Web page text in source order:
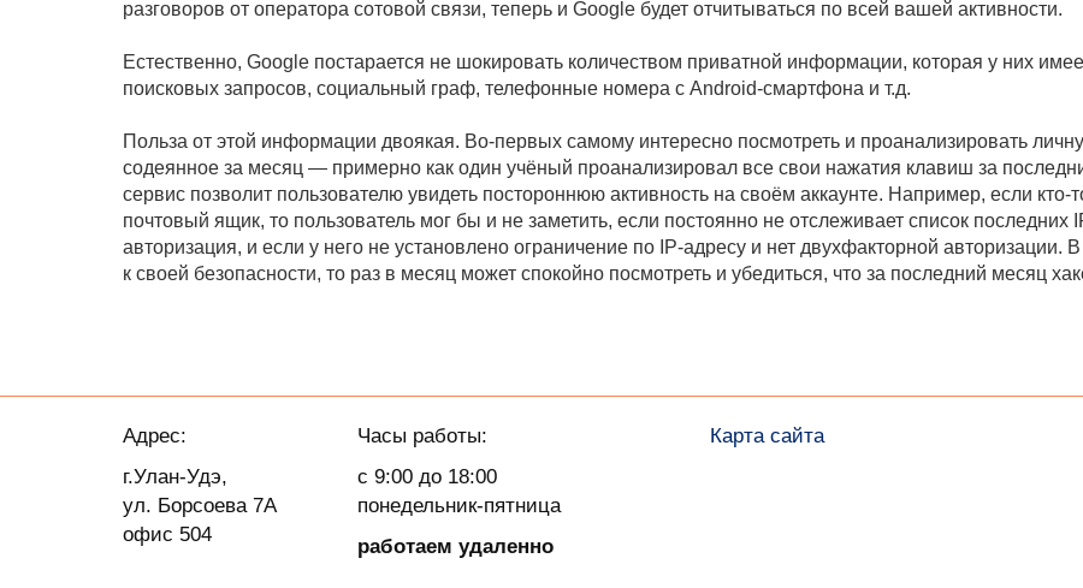
разговоров от оператора сотовой связи, теперь и Google будет отчитываться по всей вашей активности.
Естественно, Google постарается не шокировать количеством приватной информации, которая у них
поисковых запросов, социальный граф, телефонные номера с Android-смартфона и т.д.
Польза от этой информации двоякая. Во-первых самому интересно посмотреть и проанализировать
содеянное за месяц — примерно как один учёный проанализировал все свои нажатия клавиш за
сервис позволит пользователю увидеть постороннюю активность на своём аккаунте. Например, если кто-
почтовый ящик, то пользователь мог бы и не заметить, если постоянно не отслеживает список последних
авторизация, и если у него не установлено ограничение по IP-адресу и нет двухфакторной авторизации.
к своей безопасности, то раз в месяц может спокойно посмотреть и убедиться, что за последний месяц
Адрес:
г.Улан-Удэ,
ул. Борсоева 7А
офис 504
Часы работы:
с 9:00 до 18:00
понедельник-пятница
работаем удаленно
Карта сайта